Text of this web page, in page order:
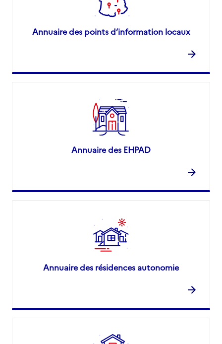
Annuaire des points d’information locaux
Annuaire des EHPAD
Annuaire des résidences autonomie